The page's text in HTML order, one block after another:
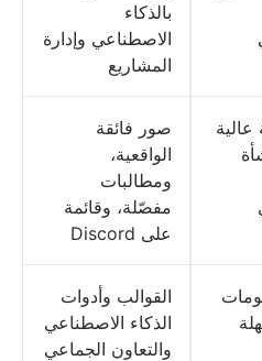
بالذكاء
الاصطناعي وإدارة
المشاريع
عالية
صور فائقة
الواقعية،
ومطالبات
مفصّلة، وقائمة
على Discord
القوالب وأدوات
الذكاء الاصطناعي
والتعاون الجماعي